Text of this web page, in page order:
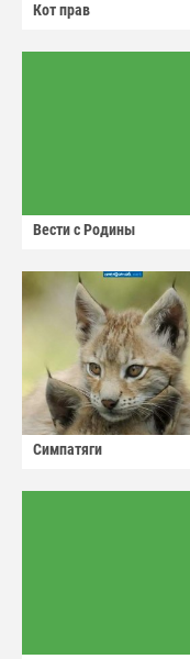
Кот прав
Вести с Родины
Симпатяги